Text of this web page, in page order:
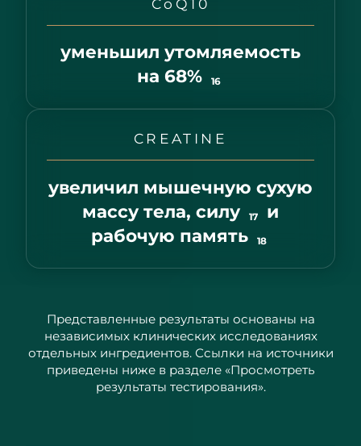
уменьшил утомляемость
на 68%
16
CREATINE
увеличил мышечную сухую
массу тела, силу
17
и
рабочую память
18
Представленные результаты основаны на
независимых клинических исследованиях
отдельных ингредиентов. Ссылки на источники
приведены ниже в разделе «Просмотреть
результаты тестирования».